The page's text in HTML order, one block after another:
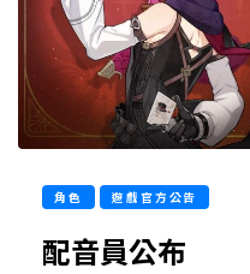
角色 遊戲官方公告
配音員公布